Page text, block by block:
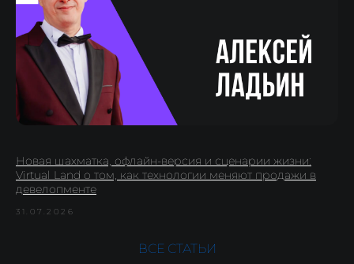
Новая шахматка, офлайн-версия и сценарии жизни:
Virtual Land о том, как технологии меняют продажи в
девелопменте
31.07.2026
ВСЕ СТАТЬИ